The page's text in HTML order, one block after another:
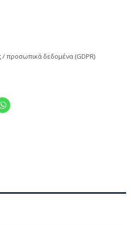
/ προσωπικά δεδομένα (GDPR)